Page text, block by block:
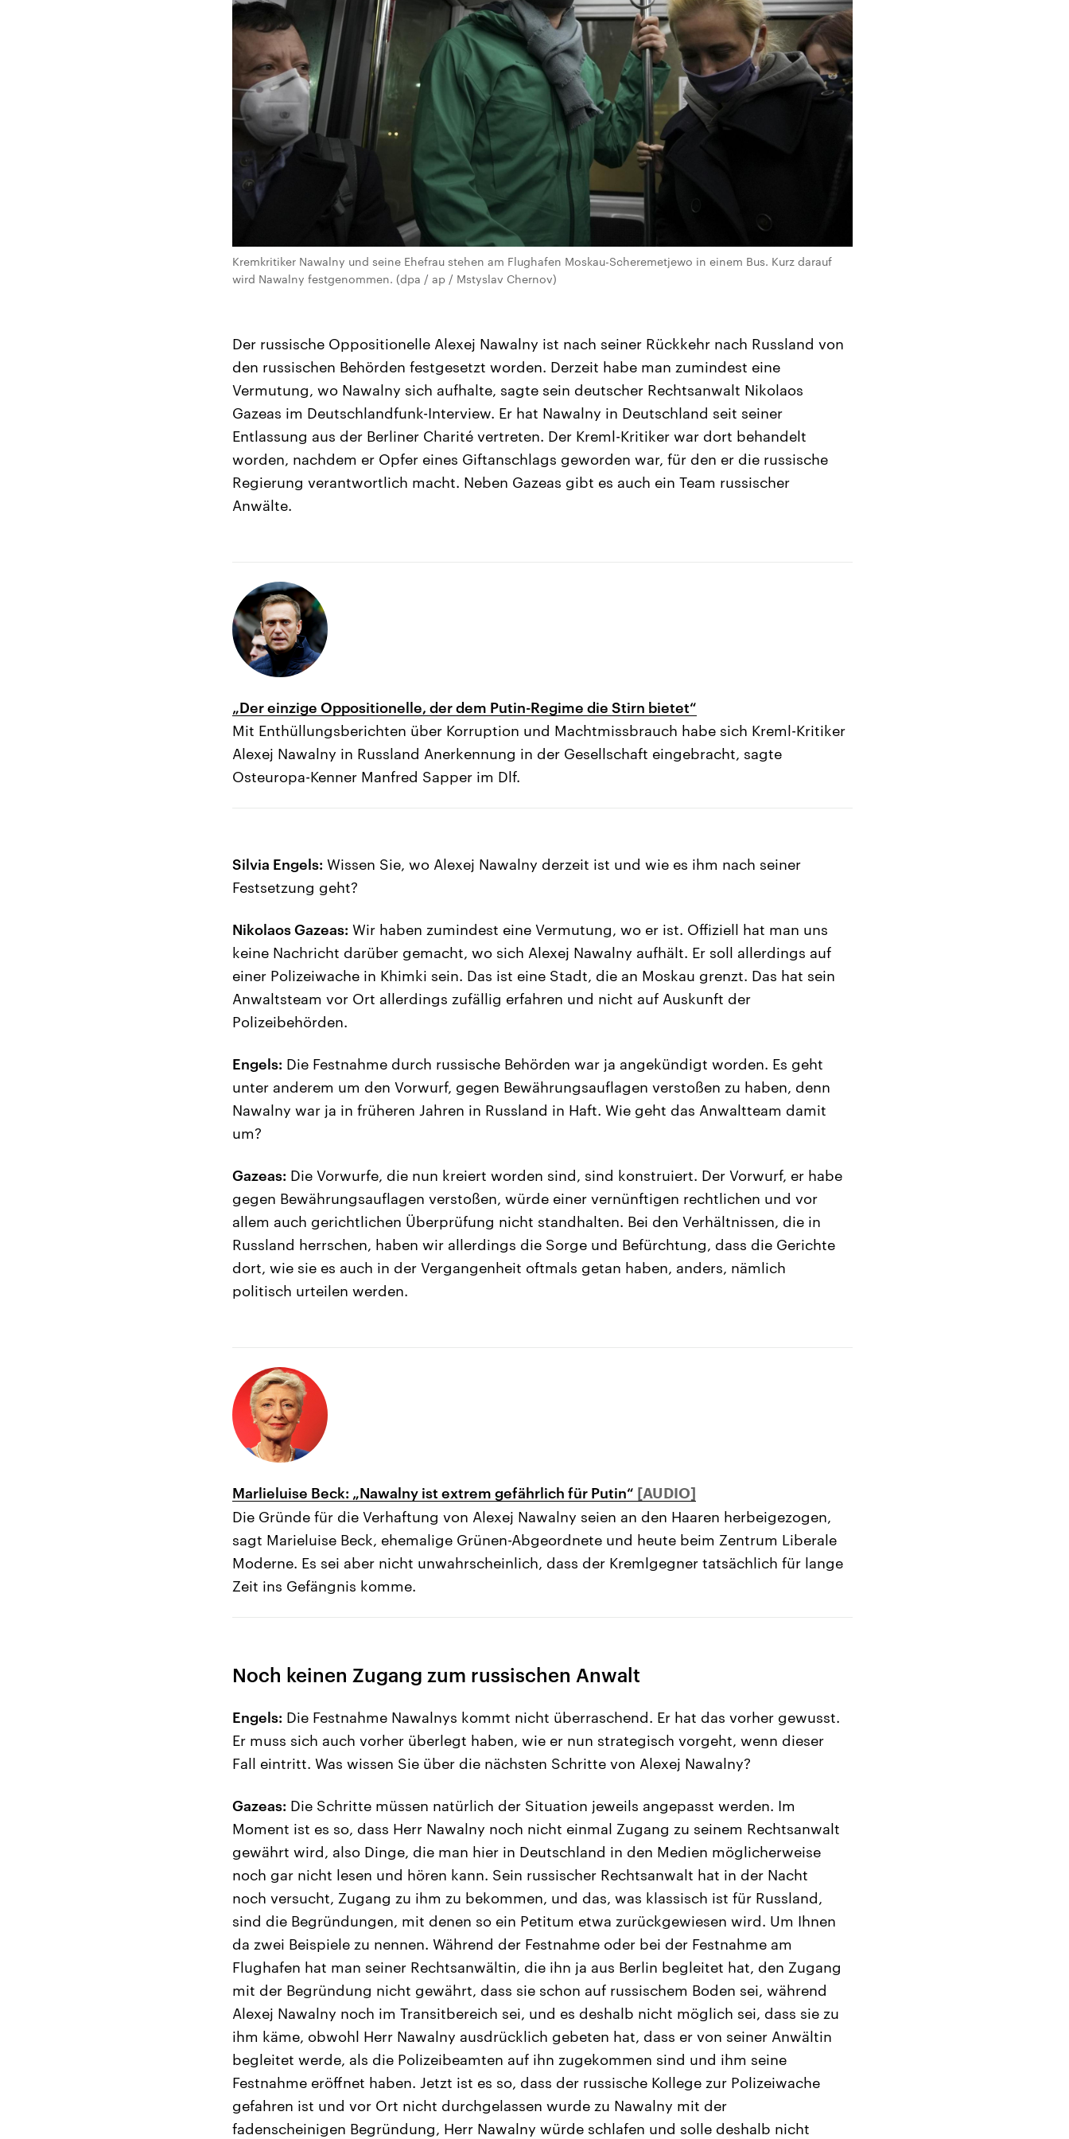
Kremkritiker Nawalny und seine Ehefrau stehen am Flughafen Moskau-Scheremetjewo in einem Bus. Kurz darauf
wird Nawalny festgenommen. (dpa / ap / Mstyslav Chernov)
Der russische Oppositionelle Alexej Nawalny ist nach seiner Rückkehr nach Russland von
den russischen Behörden festgesetzt worden. Derzeit habe man zumindest eine
Vermutung, wo Nawalny sich aufhalte, sagte sein deutscher Rechtsanwalt Nikolaos
Gazeas im Deutschlandfunk-Interview. Er hat Nawalny in Deutschland seit seiner
Entlassung aus der Berliner Charité vertreten. Der Kreml-Kritiker war dort behandelt
worden, nachdem er Opfer eines Giftanschlags geworden war, für den er die russische
Regierung verantwortlich macht. Neben Gazeas gibt es auch ein Team russischer
Anwälte.
„Der einzige Oppositionelle, der dem Putin-Regime die Stirn bietet“
Mit Enthüllungsberichten über Korruption und Machtmissbrauch habe sich Kreml-Kritiker
Alexej Nawalny in Russland Anerkennung in der Gesellschaft eingebracht, sagte
Osteuropa-Kenner Manfred Sapper im Dlf.
Silvia Engels: Wissen Sie, wo Alexej Nawalny derzeit ist und wie es ihm nach seiner
Festsetzung geht?
Nikolaos Gazeas: Wir haben zumindest eine Vermutung, wo er ist. Offiziell hat man uns
keine Nachricht darüber gemacht, wo sich Alexej Nawalny aufhält. Er soll allerdings auf
einer Polizeiwache in Khimki sein. Das ist eine Stadt, die an Moskau grenzt. Das hat sein
Anwaltsteam vor Ort allerdings zufällig erfahren und nicht auf Auskunft der
Polizeibehörden.
Engels: Die Festnahme durch russische Behörden war ja angekündigt worden. Es geht
unter anderem um den Vorwurf, gegen Bewährungsauflagen verstoßen zu haben, denn
Nawalny war ja in früheren Jahren in Russland in Haft. Wie geht das Anwaltteam damit
um?
Gazeas: Die Vorwurfe, die nun kreiert worden sind, sind konstruiert. Der Vorwurf, er habe
gegen Bewährungsauflagen verstoßen, würde einer vernünftigen rechtlichen und vor
allem auch gerichtlichen Überprüfung nicht standhalten. Bei den Verhältnissen, die in
Russland herrschen, haben wir allerdings die Sorge und Befürchtung, dass die Gerichte
dort, wie sie es auch in der Vergangenheit oftmals getan haben, anders, nämlich
politisch urteilen werden.
Marlieluise Beck: „Nawalny ist extrem gefährlich für Putin“
Die Gründe für die Verhaftung von Alexej Nawalny seien an den Haaren herbeigezogen,
sagt Marieluise Beck, ehemalige Grünen-Abgeordnete und heute beim Zentrum Liberale
Moderne. Es sei aber nicht unwahrscheinlich, dass der Kremlgegner tatsächlich für lange
Zeit ins Gefängnis komme.
Noch keinen Zugang zum russischen Anwalt
Engels: Die Festnahme Nawalnys kommt nicht überraschend. Er hat das vorher gewusst.
Er muss sich auch vorher überlegt haben, wie er nun strategisch vorgeht, wenn dieser
Fall eintritt. Was wissen Sie über die nächsten Schritte von Alexej Nawalny?
Gazeas: Die Schritte müssen natürlich der Situation jeweils angepasst werden. Im
Moment ist es so, dass Herr Nawalny noch nicht einmal Zugang zu seinem Rechtsanwalt
gewährt wird, also Dinge, die man hier in Deutschland in den Medien möglicherweise
noch gar nicht lesen und hören kann. Sein russischer Rechtsanwalt hat in der Nacht
noch versucht, Zugang zu ihm zu bekommen, und das, was klassisch ist für Russland,
sind die Begründungen, mit denen so ein Petitum etwa zurückgewiesen wird. Um Ihnen
da zwei Beispiele zu nennen. Während der Festnahme oder bei der Festnahme am
Flughafen hat man seiner Rechtsanwältin, die ihn ja aus Berlin begleitet hat, den Zugang
mit der Begründung nicht gewährt, dass sie schon auf russischem Boden sei, während
Alexej Nawalny noch im Transitbereich sei, und es deshalb nicht möglich sei, dass sie zu
ihm käme, obwohl Herr Nawalny ausdrücklich gebeten hat, dass er von seiner Anwältin
begleitet werde, als die Polizeibeamten auf ihn zugekommen sind und ihm seine
Festnahme eröffnet haben. Jetzt ist es so, dass der russische Kollege zur Polizeiwache
gefahren ist und vor Ort nicht durchgelassen wurde zu Nawalny mit der
fadenscheinigen Begründung, Herr Nawalny würde schlafen und solle deshalb nicht